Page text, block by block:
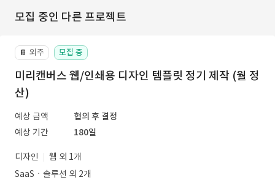
모집 중인 다른 프로젝트
📔 외주 모집 중
미리캔버스 웹/인쇄용 디자인 템플릿 정기 제작 (월 정
산)
예상 금액
협의 후 결정
예상 기간
180일
디자인
웹 외 1개
SaaSㆍ솔루션 외 2개